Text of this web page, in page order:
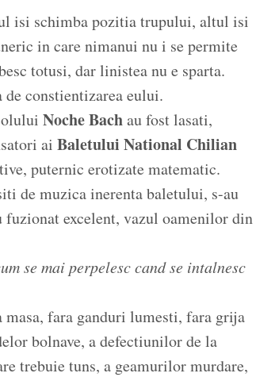
isi schimba pozitia trupului, altul isi
in care nimanui nu i se permite
totusi, dar linistea nu e sparta.
constientizarea eului.
Noche Bachau fost lasati,
ai Baletului National Chilian
puternic erotizate matematic.
de muzica inerenta baletului, s-au
excelent, vazul oamenilor din
se mai perpelesc cand se intalnesc
masa, fara ganduri lumesti, fara grija
bolnave, a defectiunilor de la
trebuie tuns, a geamurilor murdare,